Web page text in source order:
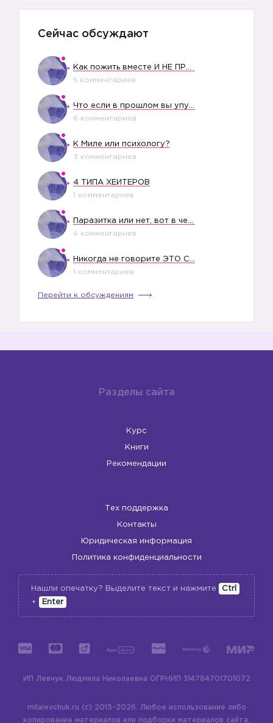
☀️
Сейчас обсуждают
5 комментариев
6 комментариев
К Миле или психологу?
3 комментариев
4 ТИПА ХЕЙТЕРОВ
1 комментариев
6 комментариев
1 комментариев
Перейти к обсуждениям
Разделы сайта
Курс
Книги
Рекомендации
Тех поддержка
Контакты
Юридическая информация
Политика конфиденциальности
Нашли опечатку? Выделите текст и нажмите
Ctrl
+
Enter
ИП Левчук Людмила Николаевна ОГРНИП 314784701701072
milalevchuk.ru (c) 2015-2026.
Любое использование либо
копирование материалов или подборки материалов сайта,